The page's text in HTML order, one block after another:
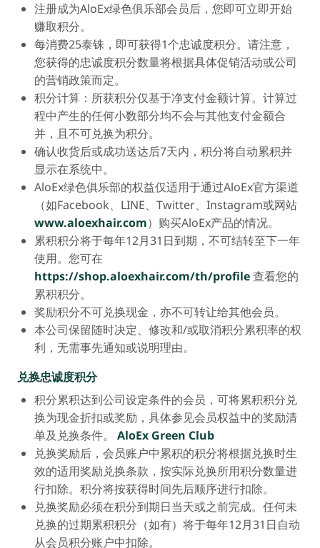
注册成为AloEx绿色俱乐部会员后，您即可立即开始
赚取积分。
每消费25泰铢，即可获得1个忠诚度积分。请注意，
您获得的忠诚度积分数量将根据具体促销活动或公司
的营销政策而定。
积分计算：所获积分仅基于净支付金额计算。计算过
程中产生的任何小数部分均不会与其他支付金额合
并，且不可兑换为积分。
确认收货后或成功送达后7天内，积分将自动累积并
显示在系统中。
AloEx绿色俱乐部的权益仅适用于通过AloEx官方渠道
（如Facebook、LINE、Twitter、Instagram或网站
www.aloexhair.com）购买AloEx产品的情况。
累积积分将于每年12月31日到期，不可结转至下一年
使用。您可在
https://shop.aloexhair.com/th/profile查看您的
累积积分。
奖励积分不可兑换现金，亦不可转让给其他会员。
本公司保留随时决定、修改和/或取消积分累积率的权
利，无需事先通知或说明理由。
兑换忠诚度积分
积分累积达到公司设定条件的会员，可将累积积分兑
换为现金折扣或奖励，具体参见会员权益中的奖励清
单及兑换条件。 AloEx Green Club
兑换奖励后，会员账户中累积的积分将根据兑换时生
效的适用奖励兑换条款，按实际兑换所用积分数量进
行扣除。积分将按获得时间先后顺序进行扣除。
兑换奖励必须在积分到期日当天或之前完成。任何未
兑换的过期累积积分（如有）将于每年12月31日自动
从会员积分账户中扣除。